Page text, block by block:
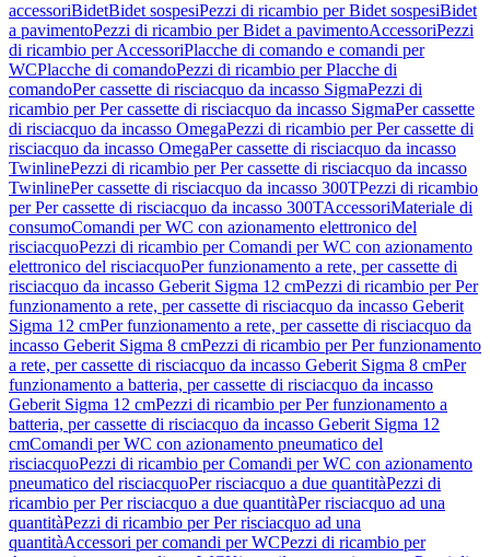
accessoriBidetBidet sospesiPezzi di ricambio per Bidet sospesiBidet
a pavimentoPezzi di ricambio per Bidet a pavimentoAccessoriPezzi
di ricambio per AccessoriPlacche di comando e comandi per
WCPlacche di comandoPezzi di ricambio per Placche di
comandoPer cassette di risciacquo da incasso SigmaPezzi di
ricambio per Per cassette di risciacquo da incasso SigmaPer cassette
di risciacquo da incasso OmegaPezzi di ricambio per Per cassette di
risciacquo da incasso OmegaPer cassette di risciacquo da incasso
TwinlinePezzi di ricambio per Per cassette di risciacquo da incasso
TwinlinePer cassette di risciacquo da incasso 300TPezzi di ricambio
per Per cassette di risciacquo da incasso 300TAccessoriMateriale di
consumoComandi per WC con azionamento elettronico del
risciacquoPezzi di ricambio per Comandi per WC con azionamento
elettronico del risciacquoPer funzionamento a rete, per cassette di
risciacquo da incasso Geberit Sigma 12 cmPezzi di ricambio per Per
funzionamento a rete, per cassette di risciacquo da incasso Geberit
Sigma 12 cmPer funzionamento a rete, per cassette di risciacquo da
incasso Geberit Sigma 8 cmPezzi di ricambio per Per funzionamento
a rete, per cassette di risciacquo da incasso Geberit Sigma 8 cmPer
funzionamento a batteria, per cassette di risciacquo da incasso
Geberit Sigma 12 cmPezzi di ricambio per Per funzionamento a
batteria, per cassette di risciacquo da incasso Geberit Sigma 12
cmComandi per WC con azionamento pneumatico del
risciacquoPezzi di ricambio per Comandi per WC con azionamento
pneumatico del risciacquoPer risciacquo a due quantitàPezzi di
ricambio per Per risciacquo a due quantitàPer risciacquo ad una
quantitàPezzi di ricambio per Per risciacquo ad una
quantitàAccessori per comandi per WCPezzi di ricambio per